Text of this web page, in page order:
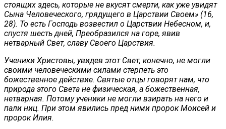
стоящих здесь, которые не вкусят смерти, как уже увидят
Сына Человеческого, грядущего в Царствии Своем» (16,
28). То есть Господь возвестил о Царствии Небесном, и,
спустя шесть дней, Преобразился на горе, явив
нетварный Свет, славу Своего Царствия.
Ученики Христовы, увидев этот Свет, конечно, не могли
своими человеческими силами стерпеть это
божественное действие. Святые отцы говорят нам, что
природа этого Света не физическая, а божественная,
нетварная. Потому ученики не могли взирать на него и
пали ниц. При этом явились пред ними пророк Моисей и
пророк Илия.